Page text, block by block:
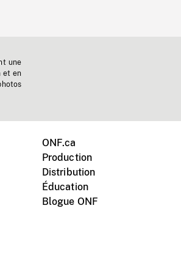
une
et en
ONF.ca
Production
Distribution
Éducation
Blogue ONF